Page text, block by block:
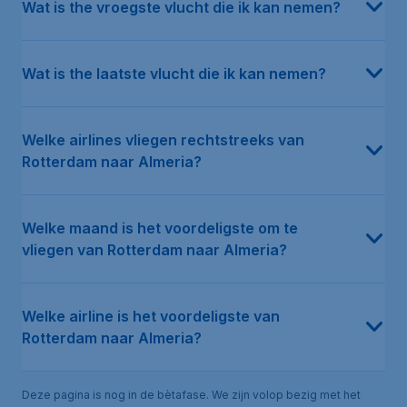
Wat is the vroegste vlucht die ik kan nemen?
Wat is the laatste vlucht die ik kan nemen?
Welke airlines vliegen rechtstreeks van
Rotterdam naar Almeria?
Welke maand is het voordeligste om te
vliegen van Rotterdam naar Almeria?
Welke airline is het voordeligste van
Rotterdam naar Almeria?
Deze pagina is nog in de bètafase. We zijn volop bezig met het